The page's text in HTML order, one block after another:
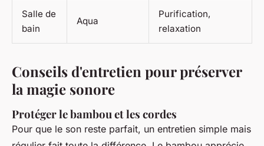
Salle de
bain
Aqua
Purification,
relaxation
Conseils d'entretien pour préserver
la magie sonore
Protéger le bambou et les cordes
Pour que le son reste parfait, un entretien simple mais